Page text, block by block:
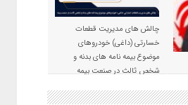
کامل می
چالش های مدیریت قطعات
خسارتی (داغی) خودروهای
موضوع بیمه نامه های بدنه و
شخص ثالث در صنعت بیمه